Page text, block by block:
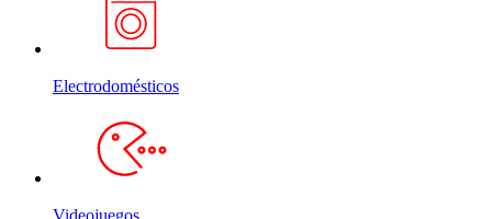
Electrodomésticos
Videojuegos